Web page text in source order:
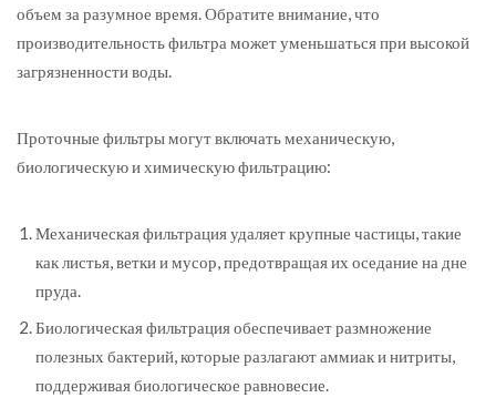
объем за разумное время. Обратите внимание, что
производительность фильтра может уменьшаться при высокой
загрязненности воды.
Проточные фильтры могут включать механическую,
биологическую и химическую фильтрацию:
Механическая фильтрация удаляет крупные частицы, такие
как листья, ветки и мусор, предотвращая их оседание на дне
пруда.
Биологическая фильтрация обеспечивает размножение
полезных бактерий, которые разлагают аммиак и нитриты,
поддерживая биологическое равновесие.